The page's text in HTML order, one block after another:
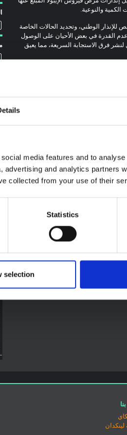
media features and to
and analytics partners
collected from your use of their
Statistics
selection
الوطني، وتحديد الحالات الخاصة
القدرة في بعض الأحيان على الوصول
لنشر فرق الاستجابة السريعة، مما يعيق
سياقية حول تفشي
بونديبوغيو في إيتوري
هذه المذكرة خلفية سياقية حول مقاطعة
التي تتأثر حاليًا بتفشي فيروس إيبولا
لا تتناول المذكرة مباشرة الأخبار
الأخيرة في الاستجابة لفيروس